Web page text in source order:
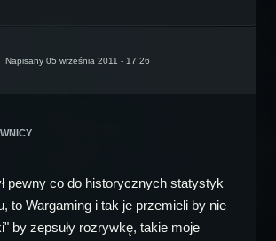
Napisany 05 września 2011 - 17:26
pewny co do historycznych statystyk
to Wargaming i tak je przemieli by nie
by zepsuły rozrywkę, takie moje